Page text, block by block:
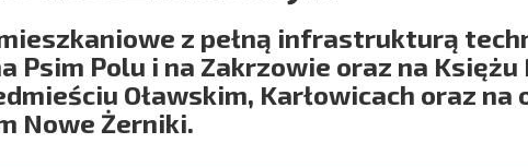
z pełną infrastrukturą
Psim Polu i na Zakrzowie oraz na Księżu
Oławskim, Karłowicach oraz na
Nowe Żerniki.